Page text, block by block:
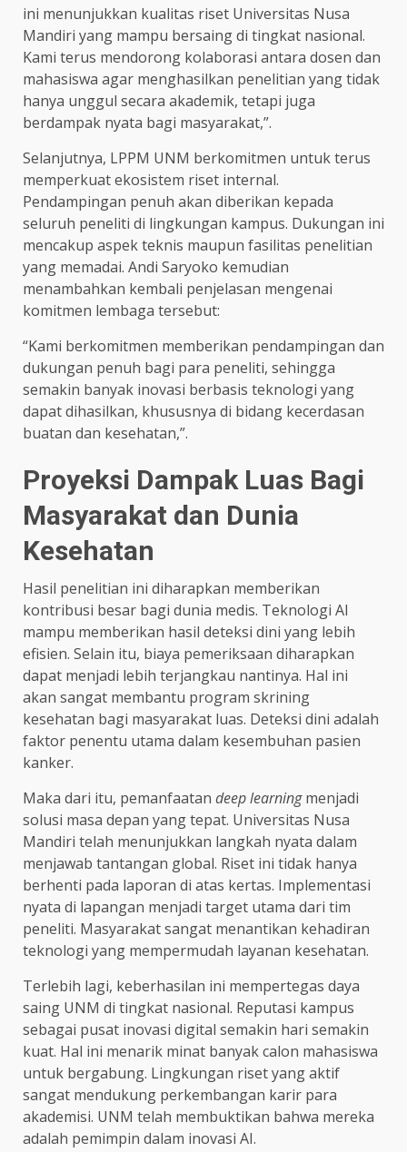
ini menunjukkan kualitas riset Universitas Nusa
Mandiri yang mampu bersaing di tingkat nasional.
Kami terus mendorong kolaborasi antara dosen dan
mahasiswa agar menghasilkan penelitian yang tidak
hanya unggul secara akademik, tetapi juga
berdampak nyata bagi masyarakat,”.
Selanjutnya, LPPM UNM berkomitmen untuk terus
memperkuat ekosistem riset internal.
Pendampingan penuh akan diberikan kepada
seluruh peneliti di lingkungan kampus. Dukungan ini
mencakup aspek teknis maupun fasilitas penelitian
yang memadai. Andi Saryoko kemudian
menambahkan kembali penjelasan mengenai
komitmen lembaga tersebut:
“Kami berkomitmen memberikan pendampingan dan
dukungan penuh bagi para peneliti, sehingga
semakin banyak inovasi berbasis teknologi yang
dapat dihasilkan, khususnya di bidang kecerdasan
buatan dan kesehatan,”.
Proyeksi Dampak Luas Bagi
Masyarakat dan Dunia
Kesehatan
Hasil penelitian ini diharapkan memberikan
kontribusi besar bagi dunia medis. Teknologi AI
mampu memberikan hasil deteksi dini yang lebih
efisien. Selain itu, biaya pemeriksaan diharapkan
dapat menjadi lebih terjangkau nantinya. Hal ini
akan sangat membantu program skrining
kesehatan bagi masyarakat luas. Deteksi dini adalah
faktor penentu utama dalam kesembuhan pasien
kanker.
Maka dari itu, pemanfaatan deep learningmenjadi
solusi masa depan yang tepat. Universitas Nusa
Mandiri telah menunjukkan langkah nyata dalam
menjawab tantangan global. Riset ini tidak hanya
berhenti pada laporan di atas kertas. Implementasi
nyata di lapangan menjadi target utama dari tim
peneliti. Masyarakat sangat menantikan kehadiran
teknologi yang mempermudah layanan kesehatan.
Terlebih lagi, keberhasilan ini mempertegas daya
saing UNM di tingkat nasional. Reputasi kampus
sebagai pusat inovasi digital semakin hari semakin
kuat. Hal ini menarik minat banyak calon mahasiswa
untuk bergabung. Lingkungan riset yang aktif
sangat mendukung perkembangan karir para
akademisi. UNM telah membuktikan bahwa mereka
adalah pemimpin dalam inovasi AI.